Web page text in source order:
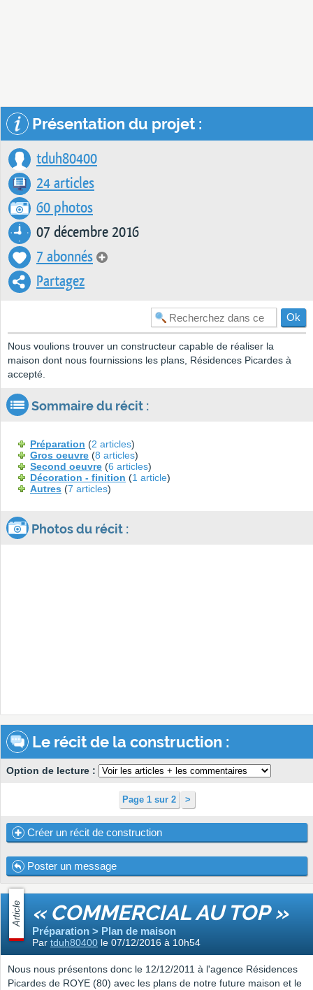
Présentation du projet :
tduh80400
24 articles
60 photos
07 décembre 2016
7 abonnés
Partagez
Nous voulions trouver un constructeur capable de réaliser la
maison dont nous fournissions les plans, Résidences Picardes à
accepté.
Sommaire du récit :
Préparation (2 articles)
Gros oeuvre (8 articles)
Second oeuvre (6 articles)
Décoration - finition (1 article)
Autres (7 articles)
Photos du récit :
Le récit de la construction :
Option de lecture :
Page 1 sur 2 >
Créer un récit de construction
Poster un message
Article « COMMERCIAL AU TOP »
Préparation > Plan de maison
Par tduh80400 le 07/12/2016 à 10h54
Nous nous présentons donc le 12/12/2011 à l'agence Résidences
Picardes de ROYE (80) avec les plans de notre future maison et le